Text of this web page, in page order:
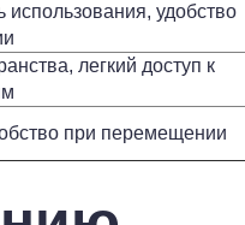
использования, удобство
легкий доступ к
при перемещении